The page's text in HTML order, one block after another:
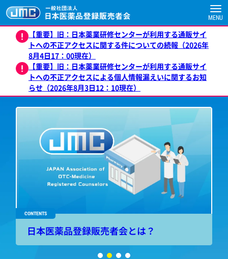
MENU
【重要】旧：日本薬業研修センターが利用する通販サイ
トへの不正アクセスに関する件についての続報（2026年
8月4日17：00現在）
【重要】旧：日本薬業研修センターが利用する通販サイ
トへの不正アクセスによる個人情報漏えいに関するお知
らせ（2026年8月3日12：10現在）
CONTENTS
登録販売者とは？
CONTENTS
日本医薬品登録販売者会とは？